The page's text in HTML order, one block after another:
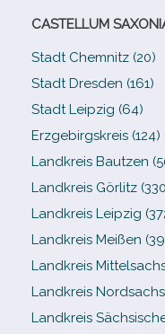
CASTELLUM
Stadt Chemnitz (20)
Stadt Dresden (161)
Stadt Leipzig (64)
Erzgebirgskreis (124)
Landkreis Bautzen
Landkreis Görlitz
Landkreis Leipzig
Landkreis Meißen
Landkreis
Landkreis
Landkreis